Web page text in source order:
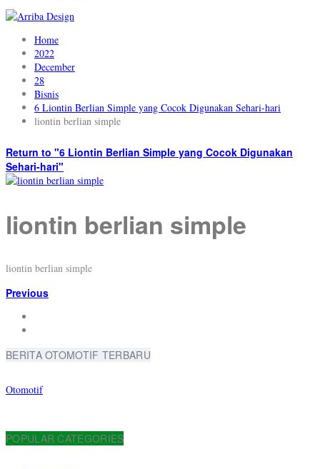
Home
2022
December
28
Bisnis
6 Liontin Berlian Simple yang Cocok Digunakan Sehari-hari
liontin berlian simple
Return to "6 Liontin Berlian Simple yang Cocok Digunakan
Sehari-hari"
liontin berlian simple
liontin berlian simple
Previous
BERITA OTOMOTIF TERBARU
Otomotif
POPULAR CATEGORIES